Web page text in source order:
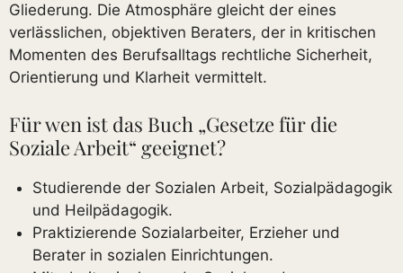
Gliederung. Die Atmosphäre gleicht der eines
verlässlichen, objektiven Beraters, der in kritischen
Momenten des Berufsalltags rechtliche Sicherheit,
Orientierung und Klarheit vermittelt.
Für wen ist das Buch „Gesetze für die
Soziale Arbeit“ geeignet?
Studierende der Sozialen Arbeit, Sozialpädagogik
und Heilpädagogik.
Praktizierende Sozialarbeiter, Erzieher und
Berater in sozialen Einrichtungen.